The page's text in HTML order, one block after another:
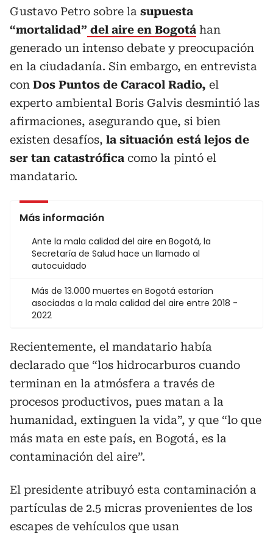
Gustavo Petro sobre la supuesta
“mortalidad” del aire en Bogotá han
generado un intenso debate y preocupación
en la ciudadanía. Sin embargo, en entrevista
con Dos Puntos de Caracol Radio, el
experto ambiental Boris Galvis desmintió las
afirmaciones, asegurando que, si bien
existen desafíos, la situación está lejos de
ser tan catastrófica como la pintó el
mandatario.
Más información
Ante la mala calidad del aire en Bogotá, la
Secretaría de Salud hace un llamado al
autocuidado
Más de 13.000 muertes en Bogotá estarían
asociadas a la mala calidad del aire entre 2018 -
2022
Recientemente, el mandatario había
declarado que “los hidrocarburos cuando
terminan en la atmósfera a través de
procesos productivos, pues matan a la
humanidad, extinguen la vida”, y que “lo que
más mata en este país, en Bogotá, es la
contaminación del aire”.
El presidente atribuyó esta contaminación a
partículas de 2.5 micras provenientes de los
escapes de vehículos que usan